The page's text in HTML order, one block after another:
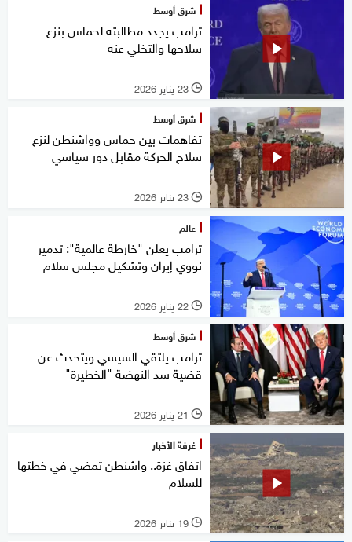
شرق أوسط
ترامب يجدد مطالبته لحماس بنزع
سلاحها والتخلي عنه
l 23 يناير 2026
شرق أوسط
تفاهمات بين حماس وواشنطن لنزع
سلاح الحركة مقابل دور سياسي
l 23 يناير 2026
عالم
ترامب يعلن "خارطة عالمية": تدمير
نووي إيران وتشكيل مجلس سلام
l 22 يناير 2026
شرق أوسط
ترامب يلتقي السيسي ويتحدث عن
قضية سد النهضة "الخطيرة"
l 21 يناير 2026
غرفة الأخبار
اتفاق غزة.. واشنطن تمضي في خطتها
للسلام
l 19 يناير 2026